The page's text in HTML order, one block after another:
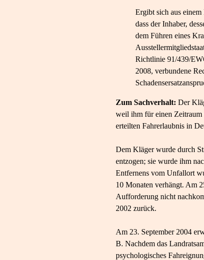
Ergibt sich aus
dass der Inhaber,
dem Führen eines
Richtlinie 91/439/
2008, verbundene
Zum Sachverhalt: Der
weil ihm für einen Zeitraum
erteilten Fahrerlaubnis in
Dem Kläger wurde durch
entzogen; sie wurde ihm
Entfernens vom Unfallort
10 Monaten verhängt. Am
Aufforderung nicht
2002 zurück.
Am 23. September 2004
B. Nachdem das
psychologisches